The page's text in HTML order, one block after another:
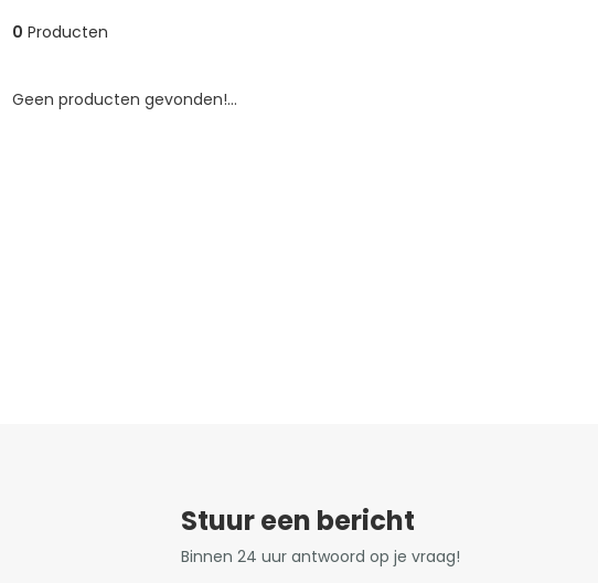
0 Producten
Geen producten gevonden!...
Stuur een bericht
Binnen 24 uur antwoord op je vraag!